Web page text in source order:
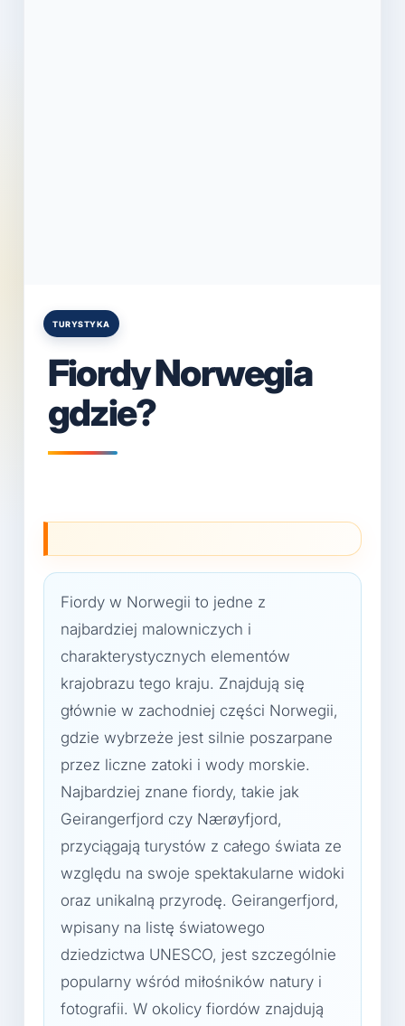
Posted
TURYSTYKA
Fiordy Norwegia
gdzie?
Fiordy w Norwegii to jedne z
najbardziej malowniczych i
charakterystycznych elementów
krajobrazu tego kraju. Znajdują się
głównie w zachodniej części Norwegii,
gdzie wybrzeże jest silnie poszarpane
przez liczne zatoki i wody morskie.
Najbardziej znane fiordy, takie jak
Geirangerfjord czy Nærøyfjord,
przyciągają turystów z całego świata ze
względu na swoje spektakularne widoki
oraz unikalną przyrodę. Geirangerfjord,
wpisany na listę światowego
dziedzictwa UNESCO, jest szczególnie
popularny wśród miłośników natury i
fotografii. W okolicy fiordów znajdują